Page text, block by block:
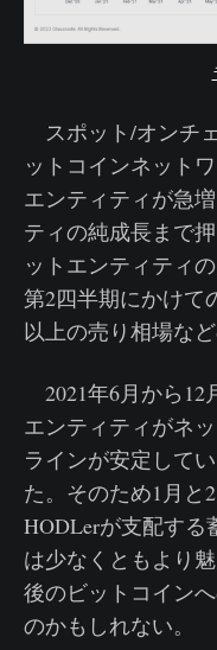
スポット/オンチ
ットコインネット
エンティティが急
ティの純成長まで
ットエンティティ
第2四半期にかけて
以上の売り相場な
2021年6月から12
エンティティがネ
ラインが安定して
た。そのため1月と
HODLerが支配する
は少なくともより
後のビットコイン
のかもしれない。